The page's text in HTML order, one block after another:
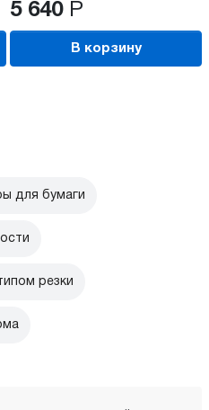
5 640 Р
В корзину
для бумаги
резки